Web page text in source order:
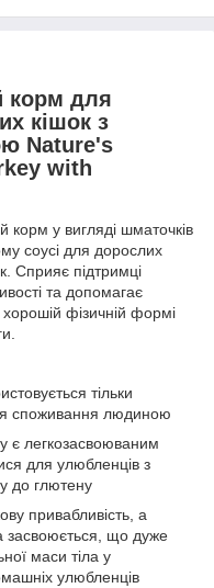
корм для
кішок з
Nature's
with
корм у вигляді шматочків
соусі для дорослих
Сприяє підтримці
та допомагає
фізичній формі
тільки
споживання людиною
є легкозасвоюваним
для улюбленців з
до глютену
привабливість, а
засвоюється, що дуже
маси тіла у
улюбленців